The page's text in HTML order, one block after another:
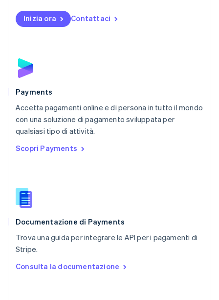
Inizia ora Contattaci
Payments
Accetta pagamenti online e di persona in tutto il mondo
con una soluzione di pagamento sviluppata per
qualsiasi tipo di attività.
Scopri Payments
Documentazione di Payments
Trova una guida per integrare le API per i pagamenti di
Stripe.
Consulta la documentazione
English
Nuova Zelanda
Polonia
English
Português
English简体中文
Regno Unito
English
English
English
Slovacchia
Slovenia
Spagna
Español
English Español简体中文